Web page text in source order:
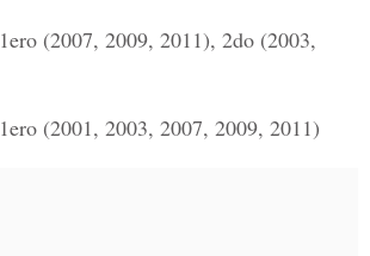
(2007, 2009, 2011), 2do (2003,
(2001, 2003, 2007, 2009, 2011)